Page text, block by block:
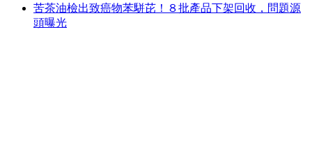
苦茶油檢出致癌物苯駢芘！８批產品下架回收，問題源
頭曝光